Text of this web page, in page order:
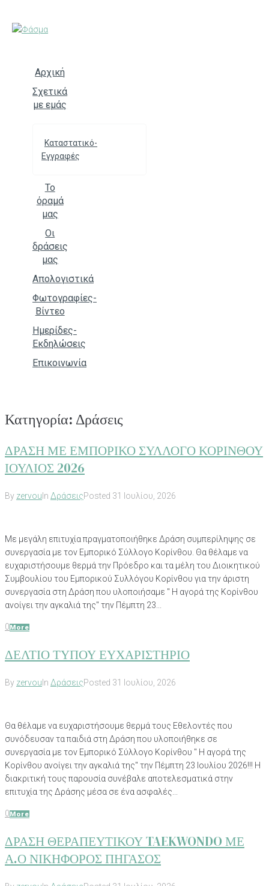
Αρχική
Σχετικά
με εμάς
Καταστατικό-
Εγγραφές
Το
όραμά
μας
Οι
δράσεις
μας
Απολογιστικά
Φωτογραφίες-
Βίντεο
Ημερίδες-
Εκδηλώσεις
Επικοινωνία
Κατηγορία: Δράσεις
ΔΡΑΣΗ ΜΕ ΕΜΠΟΡΙΚΟ ΣΥΛΛΟΓΟ ΚΟΡΙΝΘΟΥ
ΙΟΥΛΙΟΣ 2026
By zervou In ΔράσειςPosted 31 Ιουλίου, 2026
Με μεγάλη επιτυχία πραγματοποιήθηκε Δράση συμπερίληψης σε
συνεργασία με τον Εμπορικό Σύλλογο Κορίνθου. Θα θέλαμε να
ευχαριστήσουμε θερμά την Πρόεδρο και τα μέλη του Διοικητικού
Συμβουλίου του Εμπορικού Συλλόγου Κορίνθου για την άριστη
συνεργασία στη Δράση που υλοποιήσαμε " Η αγορά της Κορίνθου
ανοίγει την αγκαλιά της" την Πέμπτη 23...
0 More
ΔΕΛΤΙΟ ΤΥΠΟΥ ΕΥΧΑΡΙΣΤΗΡΙΟ
By zervou In ΔράσειςPosted 31 Ιουλίου, 2026
Θα θέλαμε να ευχαριστήσουμε θερμά τους Εθελοντές που
συνόδευσαν τα παιδιά στη Δράση που υλοποιήθηκε σε
συνεργασία με τον Εμπορικό Σύλλογο Κορίνθου " Η αγορά της
Κορίνθου ανοίγει την αγκαλιά της" την Πέμπτη 23 Ιουλίου 2026!!! Η
διακριτική τους παρουσία συνέβαλε αποτελεσματικά στην
επιτυχία της Δράσης μέσα σε ένα ασφαλές...
0 More
ΔΡΑΣΗ ΘΕΡΑΠΕΥΤΙΚΟΥ TAEKWONDO ΜΕ
Α.Ο ΝΙΚΗΦΟΡΟΣ ΠΗΓΑΣΟΣ